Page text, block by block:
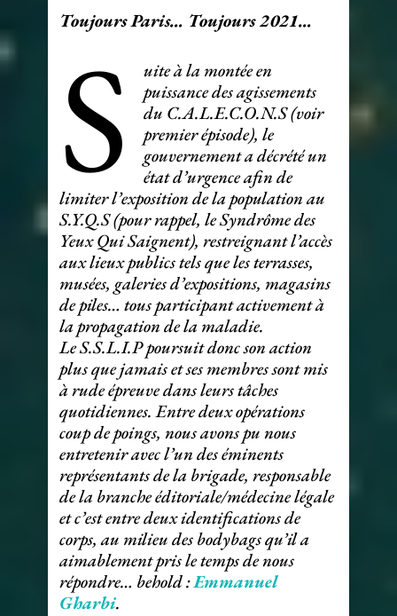
Toujours Paris… Toujours 2021…
S
uite à la montée en
puissance des agissements
du C.A.L.E.C.O.N.S (voir
premier épisode), le
gouvernement a décrété un
état d’urgence afin de
limiter l’exposition de la population au
S.Y.Q.S (pour rappel, le Syndrôme des
Yeux Qui Saignent), restreignant l’accès
aux lieux publics tels que les terrasses,
musées, galeries d’expositions, magasins
de piles… tous participant activement à
la propagation de la maladie.
Le S.S.L.I.P poursuit donc son action
plus que jamais et ses membres sont mis
à rude épreuve dans leurs tâches
quotidiennes. Entre deux opérations
coup de poings, nous avons pu nous
entretenir avec l’un des éminents
représentants de la brigade, responsable
de la branche éditoriale/médecine légale
et c’est entre deux identifications de
corps, au milieu des bodybags qu’il a
aimablement pris le temps de nous
répondre… behold :Emmanuel
Gharbi.